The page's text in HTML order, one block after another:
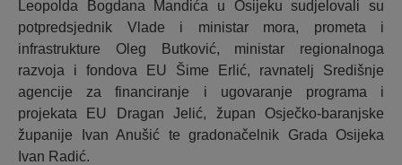
Leopolda Bogdana Mandića u Osijeku sudjelovali su
potpredsjednik Vlade i ministar mora, prometa i
infrastrukture Oleg Butković, ministar regionalnoga
razvoja i fondova EU Šime Erlić, ravnatelj Središnje
agencije za financiranje i ugovaranje programa i
projekata EU Dragan Jelić, župan Osječko-baranjske
županije Ivan Anušić te gradonačelnik Grada Osijeka
Ivan Radić.